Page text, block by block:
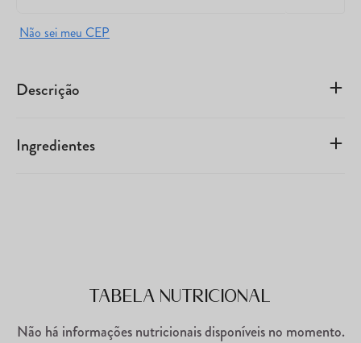
Descrição
Ingredientes
Tabela Nutricional
Não há informações nutricionais disponíveis no momento.